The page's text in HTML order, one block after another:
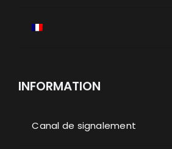
INFORMATION
Canal de signalement